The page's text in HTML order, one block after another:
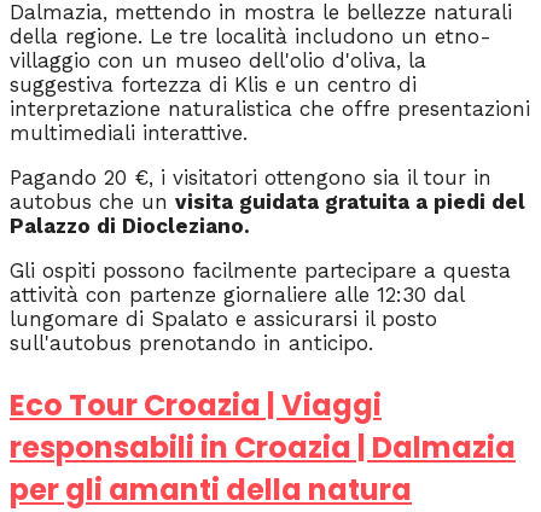
Dalmazia, mettendo in mostra le bellezze naturali
della regione. Le tre località includono un etno-
villaggio con un museo dell'olio d'oliva, la
suggestiva fortezza di Klis e un centro di
interpretazione naturalistica che offre presentazioni
multimediali interattive.
Pagando 20 €, i visitatori ottengono sia il tour in
autobus che un visita guidata gratuita a piedi del
Palazzo di Diocleziano.
Gli ospiti possono facilmente partecipare a questa
attività con partenze giornaliere alle 12:30 dal
lungomare di Spalato e assicurarsi il posto
sull'autobus prenotando in anticipo.
Eco Tour Croazia | Viaggi
responsabili in Croazia | Dalmazia
per gli amanti della natura